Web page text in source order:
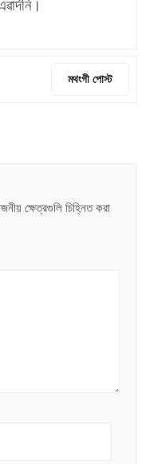
মথংগী পোস্ট
ক্ষেত্রগুলি চিহ্নিত করা